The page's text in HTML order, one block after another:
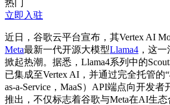
热门
立即入驻
近日，谷歌云平台宣布，其Vertex AI
Meta最新一代开源大模型Llama4 ，这
掀起热潮。据悉，Llama4系列中的
已集成至Vertex AI，并通过完全托管的
as-a-Service，MaaS）API端点向开发
推出，不仅标志着谷歌与Meta在AI生